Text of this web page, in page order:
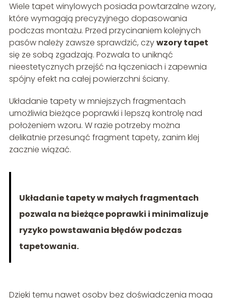
Wiele tapet winylowych posiada powtarzalne wzory,
które wymagają precyzyjnego dopasowania
podczas montażu. Przed przycinaniem kolejnych
pasów należy zawsze sprawdzić, czywzory tapet
się ze sobą zgadzają. Pozwala to uniknąć
nieestetycznych przejść na łączeniach i zapewnia
spójny efekt na całej powierzchni ściany.
Układanie tapety w mniejszych fragmentach
umożliwia bieżące poprawki i lepszą kontrolę nad
położeniem wzoru. W razie potrzeby można
delikatnie przesunąć fragment tapety, zanim klej
zacznie wiązać.
Układanie tapety w małych fragmentach
pozwala na bieżące poprawki i minimalizuje
ryzyko powstawania błędów podczas
tapetowania.
Dzięki temu nawet osoby bez doświadczenia mogą